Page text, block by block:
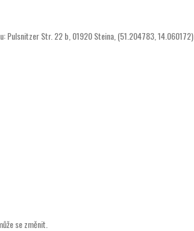
Pulsnitzer Str. 22 b, 01920 Steina, (51.204783, 14.060172)
se změnit.